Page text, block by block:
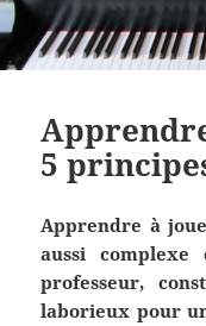
5
Apprendre à
aussi
professeur,
laborieux pour